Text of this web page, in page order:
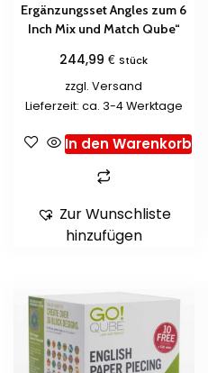
Ergänzungsset Angles zum 6
Inch Mix und Match Qube“
244,99€ Stück
zzgl.Versand
Lieferzeit: ca. 3-4 Werktage
In den Warenkorb
Zur Wunschliste
hinzufügen